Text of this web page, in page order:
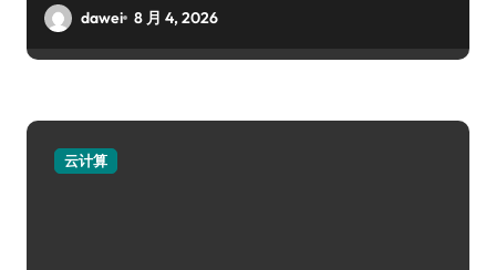
dawei 8 月 4, 2026
云计算